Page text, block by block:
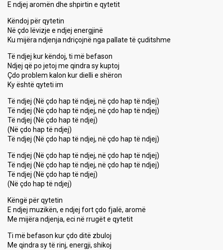
E ndjej aromën dhe shpirtin e qytetit
Këndoj për qytetin
Në çdo lëvizje e ndjej energjinë
Ku mijëra ndjenja ndriçojnë nga pallate të çuditshme
Të ndjej kur këndoj, ti më befason
Ndjej që po jetoj me qindra sy kuptoj
Çdo problem kalon kur dielli e shëron
Ky është qyteti im
Të ndjej (Në çdo hap të ndjej, në çdo hap të ndjej)
Të ndjej (Në çdo hap të ndjej, në çdo hap të ndjej)
Të ndjej (Në çdo hap të ndjej)
(Në çdo hap të ndjej)
Të ndjej (Në çdo hap të ndjej, në çdo hap të ndjej)
Të ndjej (Në çdo hap të ndjej, në çdo hap të ndjej)
Të ndjej (Në çdo hap të ndjej, në çdo hap të ndjej)
Të ndjej (Në çdo hap të ndjej)
(Në çdo hap të ndjej)
Këngë për qytetin
E ndjej muzikën, e ndjej fort çdo fjalë, aromë
Me mijëra ndjenja, eci në rrugët e qytetit
Ti më befason kur çdo ditë zbuloj
Me qindra sy të rinj, energji, shikoj